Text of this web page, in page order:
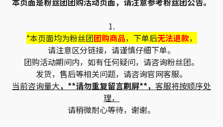
1.
*本页面均为粉丝团团购商品，下单后无法退款，
请注意区分链接，请谨慎仔细下单。
团购活动期间内，如有任何疑问，请咨询粉丝团。
发货，售后等相关问题，请咨询官网客服。
当前咨询量大，**请勿重复留言刷屏**， 客服将按顺序处
理，
请稍微耐心等待，谢谢。